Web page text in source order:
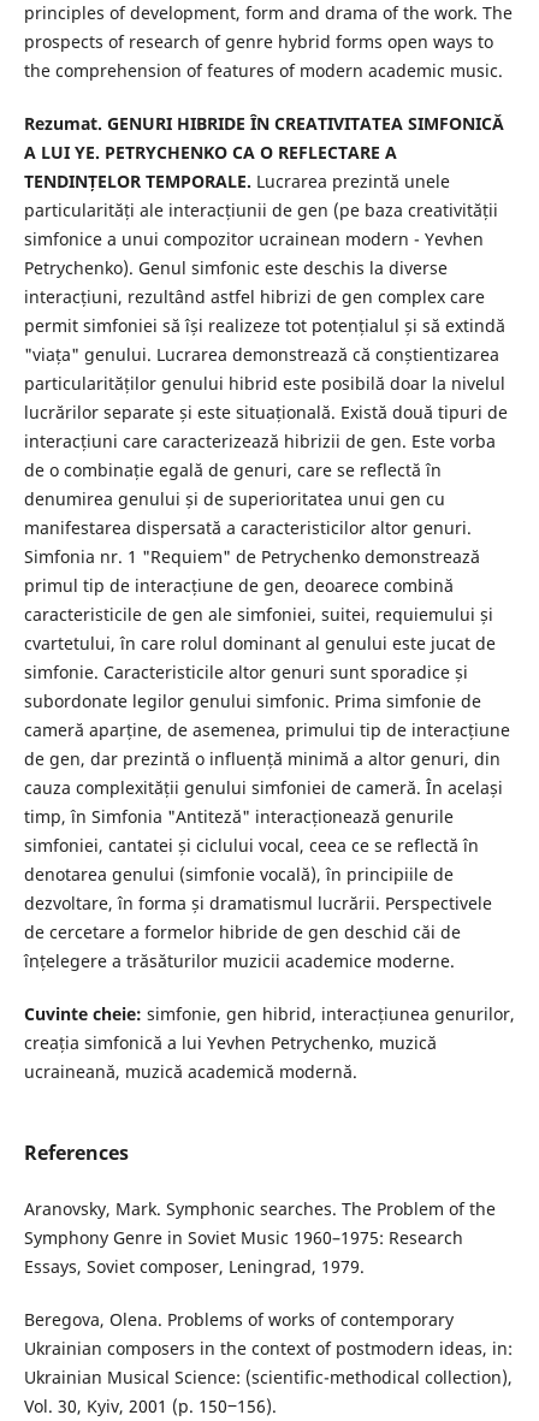
principles of development, form and drama of the work. The
prospects of research of genre hybrid forms open ways to
the comprehension of features of modern academic music.
Rezumat. GENURI HIBRIDE ÎN CREATIVITATEA SIMFONICĂ
A LUI YE. PETRYCHENKO CA O REFLECTARE A
TENDINȚELOR TEMPORALE. Lucrarea prezintă unele
particularități ale interacțiunii de gen (pe baza creativității
simfonice a unui compozitor ucrainean modern - Yevhen
Petrychenko). Genul simfonic este deschis la diverse
interacțiuni, rezultând astfel hibrizi de gen complex care
permit simfoniei să își realizeze tot potențialul și să extindă
"viața" genului. Lucrarea demonstrează că conștientizarea
particularităților genului hibrid este posibilă doar la nivelul
lucrărilor separate și este situațională. Există două tipuri de
interacțiuni care caracterizează hibrizii de gen. Este vorba
de o combinație egală de genuri, care se reflectă în
denumirea genului și de superioritatea unui gen cu
manifestarea dispersată a caracteristicilor altor genuri.
Simfonia nr. 1 "Requiem" de Petrychenko demonstrează
primul tip de interacțiune de gen, deoarece combină
caracteristicile de gen ale simfoniei, suitei, requiemului și
cvartetului, în care rolul dominant al genului este jucat de
simfonie. Caracteristicile altor genuri sunt sporadice și
subordonate legilor genului simfonic. Prima simfonie de
cameră aparține, de asemenea, primului tip de interacțiune
de gen, dar prezintă o influență minimă a altor genuri, din
cauza complexității genului simfoniei de cameră. În același
timp, în Simfonia "Antiteză" interacționează genurile
simfoniei, cantatei și ciclului vocal, ceea ce se reflectă în
denotarea genului (simfonie vocală), în principiile de
dezvoltare, în forma și dramatismul lucrării. Perspectivele
de cercetare a formelor hibride de gen deschid căi de
înțelegere a trăsăturilor muzicii academice moderne.
Cuvinte cheie: simfonie, gen hibrid, interacțiunea genurilor,
creația simfonică a lui Yevhen Petrychenko, muzică
ucraineană, muzică academică modernă.
References
Aranovsky, Mark. Symphonic searches. The Problem of the
Symphony Genre in Soviet Music 1960–1975: Research
Essays, Soviet composer, Leningrad, 1979.
Beregova, Olena. Problems of works of contemporary
Ukrainian composers in the context of postmodern ideas, in:
Ukrainian Musical Science: (scientific-methodical collection),
Vol. 30, Kyiv, 2001 (p. 150‒156).